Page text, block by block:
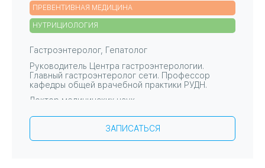
ПРЕВЕНТИВНАЯ МЕДИЦИНА
НУТРИЦИОЛОГИЯ
Гастроэнтеролог, Гепатолог
Руководитель Центра гастроэнтерологии.
Главный гастроэнтеролог сети. Профессор
кафедры общей врачебной практики РУДН.
Доктор медицинских наук
Поликлиника №15
Госпитальный центр
Центр гастроэнтерологии
ЗАПИСАТЬСЯ